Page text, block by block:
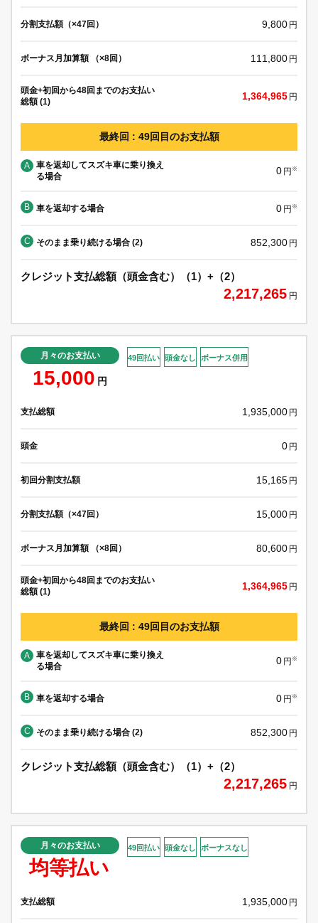
分割支払額（×47回） 9,800 円
ボーナス月加算額 （×8回） 111,800 円
頭金+初回から48回までのお支払い
総額 (1)
1,364,965 円
最終回 : 49回目のお支払額
A
車を返却してスズキ車に乗り換え
る場合
0 円 ※
B 車を返却する場合 0 円 ※
C そのまま乗り続ける場合 (2) 852,300 円
クレジット支払総額（頭金含む）（1）+（2）
2,217,265 円
月々のお支払い
15,000 円
49回払い 頭金なし ボーナス併用
支払総額 1,935,000 円
頭金 0 円
初回分割支払額 15,165 円
分割支払額（×47回） 15,000 円
ボーナス月加算額 （×8回） 80,600 円
頭金+初回から48回までのお支払い
総額 (1)
1,364,965 円
最終回 : 49回目のお支払額
A
車を返却してスズキ車に乗り換え
る場合
0 円 ※
B 車を返却する場合 0 円 ※
C そのまま乗り続ける場合 (2) 852,300 円
クレジット支払総額（頭金含む）（1）+（2）
2,217,265 円
月々のお支払い
均等払い
49回払い 頭金なし ボーナスなし
支払総額 1,935,000 円